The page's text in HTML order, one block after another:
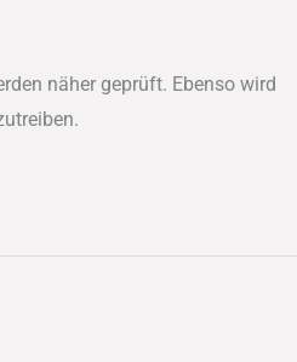
näher geprüft. Ebenso wird